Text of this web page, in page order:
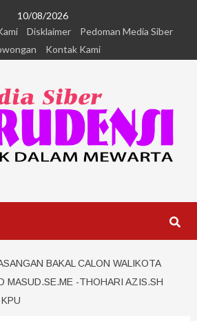
10/08/2026
Disklaimer
Pedoman Media Siber
Kontak Kami
BAKAL CALON WALIKOTA
MASUD.SE.ME -THOHARI AZIS.SH